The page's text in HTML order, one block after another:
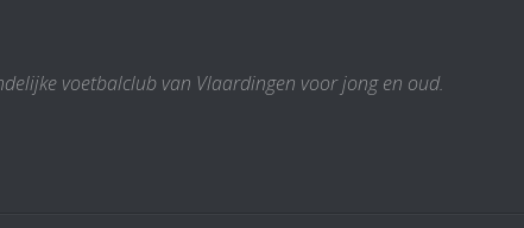
voetbalclub van Vlaardingen voor jong en oud.